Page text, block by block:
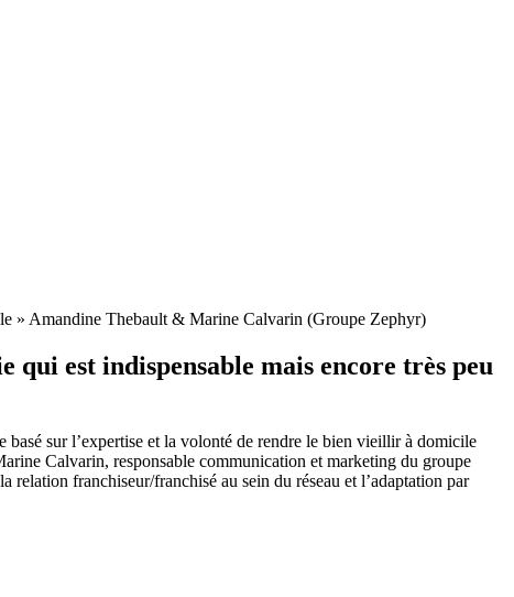
» Amandine Thebault & Marine Calvarin (Groupe Zephyr)
est indispensable mais encore très peu
basé sur l’expertise et la volonté de rendre le bien vieillir à domicile
Calvarin, responsable communication et marketing du groupe
relation franchiseur/franchisé au sein du réseau et l’adaptation par